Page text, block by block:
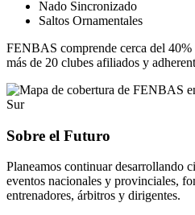
Nado Sincronizado
Saltos Ornamentales
FENBAS comprende cerca del 40%
más de 20 clubes afiliados y
Sobre el Futuro
Planeamos continuar desarrollando
eventos nacionales y provinciales,
entrenadores, árbitros y dirigentes.